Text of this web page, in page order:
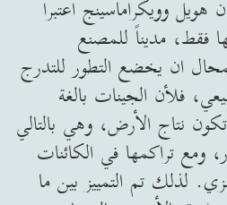
وويكراماسينج اعتبرا
فقط، مديناً للمصنع
ان يخضع التطور للتدرج
فلأن الجينات بالغة
نتاج الأرض، وهي بالتالي
ومع تراكمها في الكائنات
لذلك تم التمييز بين ما